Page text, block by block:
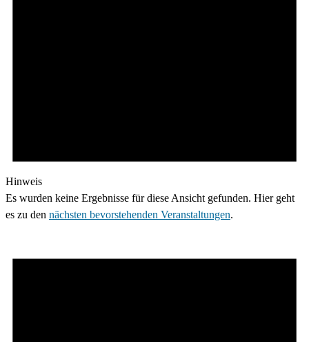
Hinweis
Es wurden keine Ergebnisse für diese Ansicht gefunden. Hier geht
es zu den nächsten bevorstehenden Veranstaltungen.